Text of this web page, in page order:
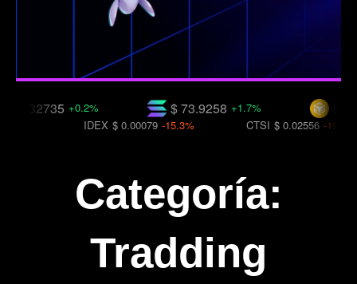
$
$ 73.9258 +1.7%
0.32735 +0.2%
CTSI $ 0.02556 -19.1%
IDEX $ 0.00079 -15.3%
Categoría:
Tradding